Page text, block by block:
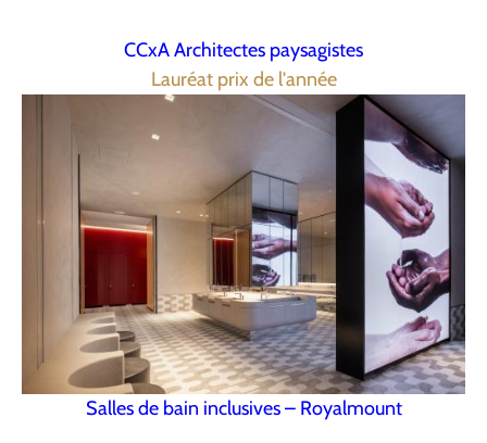
CCxA Architectes paysagistes
Lauréat prix de l'année
Salles de bain inclusives – Royalmount